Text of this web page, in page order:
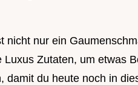
nicht nur ein
Luxus Zutaten, um etwas
damit du heute noch in